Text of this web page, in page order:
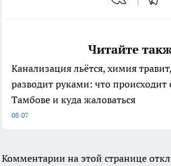
Читайте
Канализация льётся, химия
разводит руками: что происходит
Тамбове и куда жаловаться
08:07
Комментарии на этой странице